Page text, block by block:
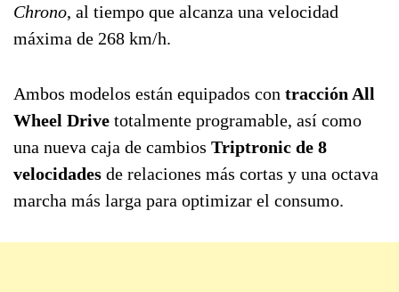
Chrono, al tiempo que alcanza una velocidad
máxima de 268 km/h.
Ambos modelos están equipados con tracción All
Wheel Drive totalmente programable, así como
una nueva caja de cambios Triptronic de 8
velocidades de relaciones más cortas y una octava
marcha más larga para optimizar el consumo.